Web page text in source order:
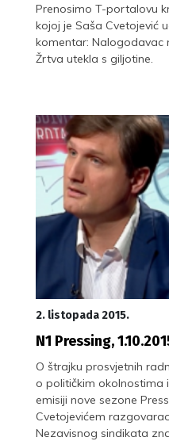
Prenosimo T-portalovu
kojoj je Saša Cvetojević
komentar: Nalogodavac
Žrtva utekla s giljotine.
2. listopada 2015.
N1 Pressing,
O štrajku prosvjetnih
o političkim okolnostima
emisiji nove sezone
Cvetojevićem
Nezavisnog sindikata